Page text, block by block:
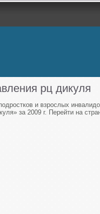
рц дикуля
и взрослых
за 2009 г. Перейти на